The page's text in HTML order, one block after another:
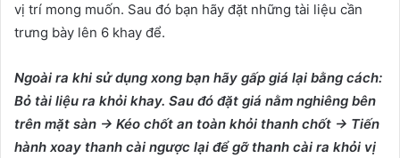
vị trí mong muốn. Sau đó bạn hãy đặt những tài liệu cần
trưng bày lên 6 khay để.
Ngoài ra khi sử dụng xong bạn hãy gấp giá lại bằng cách:
Bỏ tài liệu ra khỏi khay. Sau đó đặt giá nằm nghiêng bên
trên mặt sàn -> Kéo chốt an toàn khỏi thanh chốt -> Tiến
hành xoay thanh cài ngược lại để gỡ thanh cài ra khỏi vị